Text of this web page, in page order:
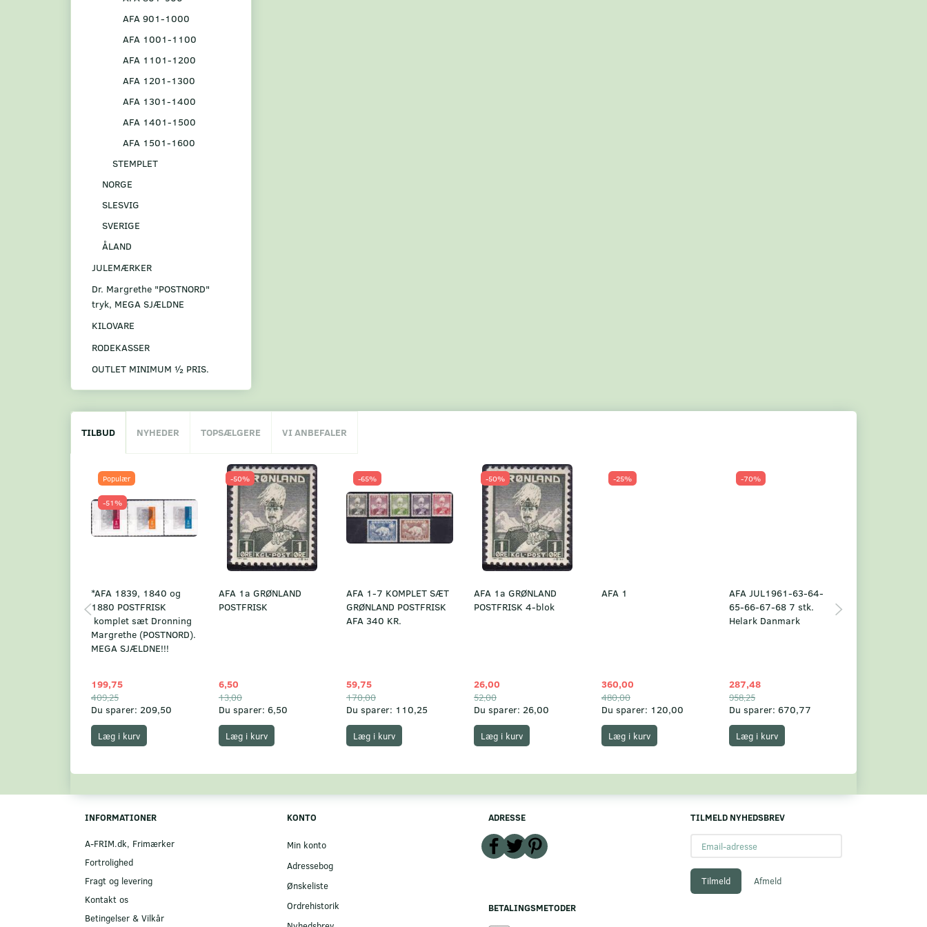
AFA 901-1000
AFA 1001-1100
AFA 1101-1200
AFA 1201-1300
AFA 1301-1400
AFA 1401-1500
AFA 1501-1600
STEMPLET
NORGE
SLESVIG
SVERIGE
ÅLAND
JULEMÆRKER
Dr. Margrethe "POSTNORD"
tryk, MEGA SJÆLDNE
KILOVARE
RODEKASSER
OUTLET MINIMUM ½ PRIS.
TILBUD NYHEDER TOPSÆLGERE VI ANBEFALER
Populær
-51%
*AFA 1839, 1840 og
1880 POSTFRISK
komplet sæt Dronning
Margrethe (POSTNORD).
MEGA SJÆLDNE!!!
199,75
409,25
Du sparer: 209,50
Læg i kurv
-50%
AFA 1a GRØNLAND
POSTFRISK
6,50
13,00
Du sparer: 6,50
Læg i kurv
-65%
AFA 1-7 KOMPLET SÆT
GRØNLAND POSTFRISK
AFA 340 KR.
59,75
170,00
Du sparer: 110,25
Læg i kurv
-50%
AFA 1a GRØNLAND
POSTFRISK 4-blok
26,00
52,00
Du sparer: 26,00
Læg i kurv
-25%
AFA 1
360,00
480,00
Du sparer: 120,00
Læg i kurv
-70%
AFA JUL1961-63-64-
65-66-67-68 7 stk.
Helark Danmark
287,48
958,25
Du sparer: 670,77
Læg i kurv
INFORMATIONER
A-FRIM.dk, Frimærker
Fortrolighed
Fragt og levering
Kontakt os
Betingelser & Vilkår
KONTO
Min konto
Adressebog
Ønskeliste
Ordrehistorik
ADRESSE
BETALINGSMETODER
TILMELD NYHEDSBREV
adresse
Tilmeld Afmeld